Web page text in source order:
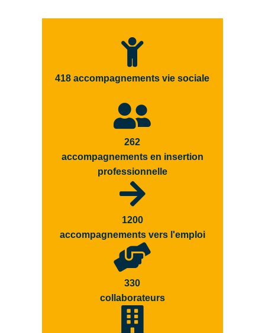
418accompagnements vie sociale
262
accompagnements en insertion
professionnelle
1200
accompagnements vers l'emploi
330
collaborateurs